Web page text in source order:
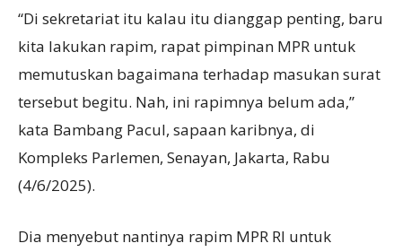
“Di sekretariat itu kalau itu dianggap penting, baru
kita lakukan rapim, rapat pimpinan MPR untuk
memutuskan bagaimana terhadap masukan surat
tersebut begitu. Nah, ini rapimnya belum ada,”
kata Bambang Pacul, sapaan karibnya, di
Kompleks Parlemen, Senayan, Jakarta, Rabu
(4/6/2025).
Dia menyebut nantinya rapim MPR RI untuk